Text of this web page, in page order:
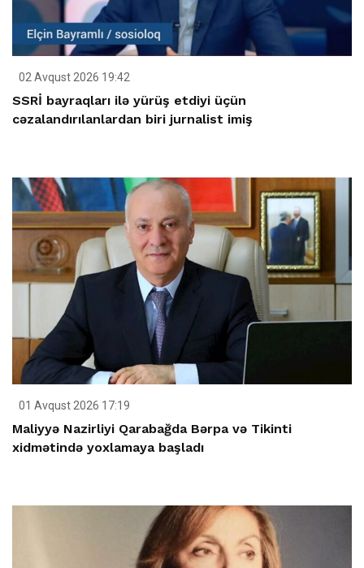
02 Avqust 2026 19:42
SSRİ bayraqları ilə yürüş etdiyi üçün
cəzalandırılanlardan biri jurnalist imiş
01 Avqust 2026 17:19
Maliyyə Nazirliyi Qarabağda Bərpa və Tikinti
xidmətində yoxlamaya başladı